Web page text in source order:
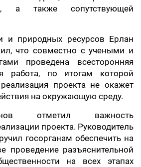
а также сопутствующей
и природных ресурсов Ерлан
что совместно с учеными и
проведена всесторонняя
работа, по итогам которой
проекта не окажет
на окружающую среду.
отметил важность
проекта. Руководитель
госорганам обеспечить на
проведение разъяснительной
на всех этапах